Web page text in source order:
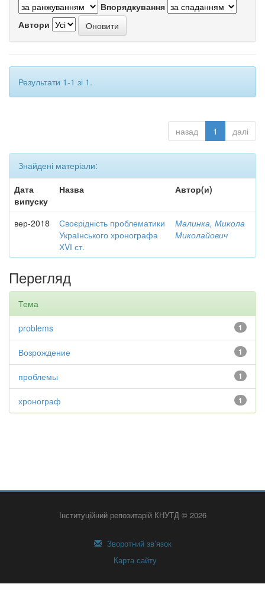
Впорядкування
Автори
Результати 1-1 зі 1.
назад 1 далі
Знайдені матеріали:
Дата
випуску
Назва Автор(и)
вер-2018
Своєрідність проблематики
Українського хронографа
ХVІ ст.
Малинка, Микола
Миколайович
Перегляд
Тема
1
problems
1
Возрождение
1
проблемы
1
хронограф
Інституційний репозитарій КНУТД © 2026
Зворотний зв’язок
Карта сайту